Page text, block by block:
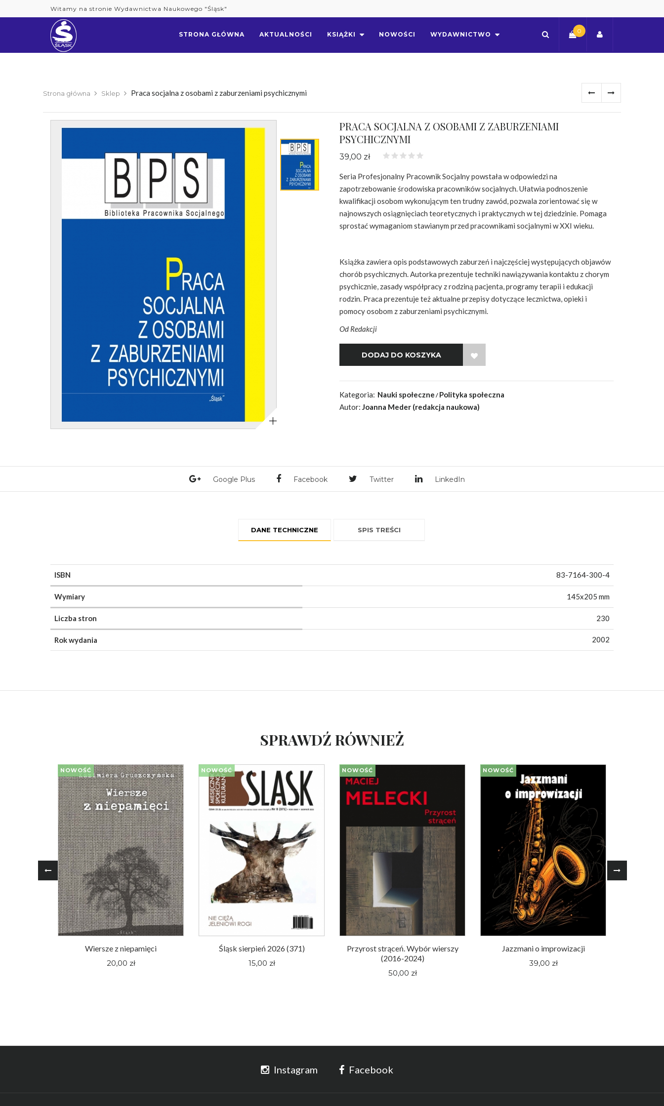
to
Witamy na stronie Wydawnictwa Naukowego "Śląsk"
0
STRONA GŁÓWNA AKTUALNOŚCI KSIĄŻKI NOWOŚCI WYDAWNICTWO
Strona główna Sklep Praca socjalna z osobami z zaburzeniami psychicznymi
Powiększ
PRACA SOCJALNA Z OSOBAMI Z ZABURZENIAMI
PSYCHICZNYMI
39,00 zł
Seria Profesjonalny Pracownik Socjalny powstała w odpowiedzi na
zapotrzebowanie środowiska pracowników socjalnych. Ułatwia podnoszenie
kwalifikacji osobom wykonującym ten trudny zawód, pozwala zorientować się w
najnowszych osiągnięciach teoretycznych i praktycznych w tej dziedzinie. Pomaga
sprostać wymaganiom stawianym przed pracownikami socjalnymi w XXI wieku.
Książka zawiera opis podstawowych zaburzeń i najczęściej występujących objawów
chorób psychicznych. Autorka prezentuje techniki nawiązywania kontaktu z chorym
psychicznie, zasady współpracy z rodziną pacjenta, programy terapii i edukacji
rodzin. Praca prezentuje też aktualne przepisy dotyczące lecznictwa, opieki i
pomocy osobom z zaburzeniami psychicznymi.
Od Redakcji
WISH LIST
Kategoria: Nauki społeczne
Polityka społeczna
Autor: Joanna Meder (redakcja naukowa)
Google Plus Facebook Twitter LinkedIn
DANE TECHNICZNE SPIS TREŚCI
ISBN 83-7164-300-4
Wymiary 145x205 mm
Liczba stron 230
Rok wydania 2002
SPRAWDŹ RÓWNIEŻ
NOWOŚĆ
Wiersze z niepamięci
20,00 zł
NOWOŚĆ
Śląsk sierpień 2026 (371)
15,00 zł
NOWOŚĆ
Przyrost strąceń. Wybór wierszy
(2016-2024)
50,00 zł
NOWOŚĆ
Jazzmani o improwizacji
39,00 zł
Instagram Facebook